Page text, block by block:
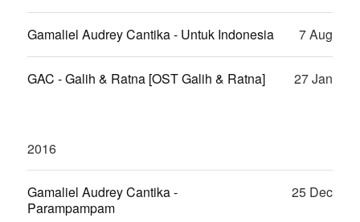
Gamaliel Audrey Cantika - Untuk Indonesia 7 Aug
GAC - Galih & Ratna [OST Galih & Ratna] 27 Jan
2016
Gamaliel Audrey Cantika -
Parampampam
25 Dec